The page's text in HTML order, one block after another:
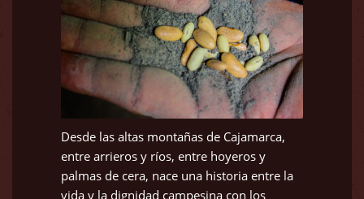
Desde las altas montañas de Cajamarca,
entre arrieros y ríos, entre hoyeros y
palmas de cera, nace una historia entre la
vida y la dignidad campesina con los